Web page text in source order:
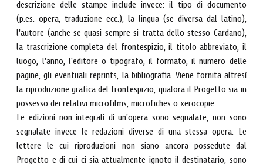
descrizione delle stampe include invece: il tipo di documento
(p.es. opera, traduzione ecc.), la lingua (se diversa dal latino),
l'autore (anche se quasi sempre si tratta dello stesso Cardano),
la trascrizione completa del frontespizio, il titolo abbreviato, il
luogo, l'anno, l'editore o tipografo, il formato, il numero delle
pagine, gli eventuali reprints, la bibliografia. Viene fornita altresì
la riproduzione grafica del frontespizio, qualora il Progetto sia in
possesso dei relativi microfilms, microfiches o xerocopie.
Le edizioni non integrali di un'opera sono segnalate; non sono
segnalate invece le redazioni diverse di una stessa opera. Le
lettere le cui riproduzioni non siano ancora possedute dal
Progetto e di cui ci sia attualmente ignoto il destinatario, sono